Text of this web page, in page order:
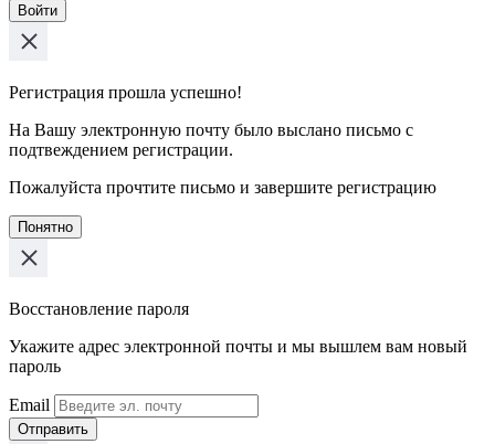
Войти
Регистрация прошла успешно!
На Вашу электронную почту было выслано письмо с
подтвеждением регистрации.
Пожалуйста прочтите письмо и завершите регистрацию
Понятно
Восстановление пароля
Укажите адрес электронной почты и мы вышлем вам новый
пароль
Email
Отправить